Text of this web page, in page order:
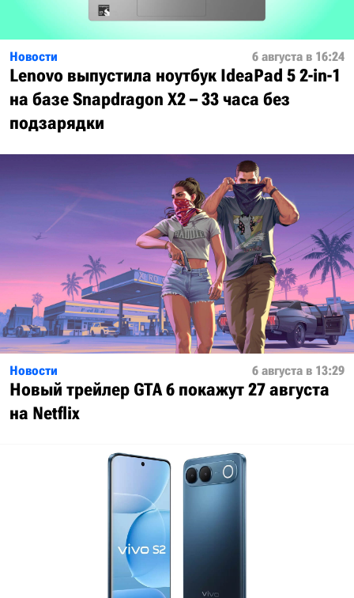
Новости 6 августа в 16:24
Lenovo выпустила ноутбук IdeaPad 5 2-in-1
на базе Snapdragon X2 – 33 часа без
подзарядки
Новости 6 августа в 13:29
Новый трейлер GTA 6 покажут 27 августа
на Netflix